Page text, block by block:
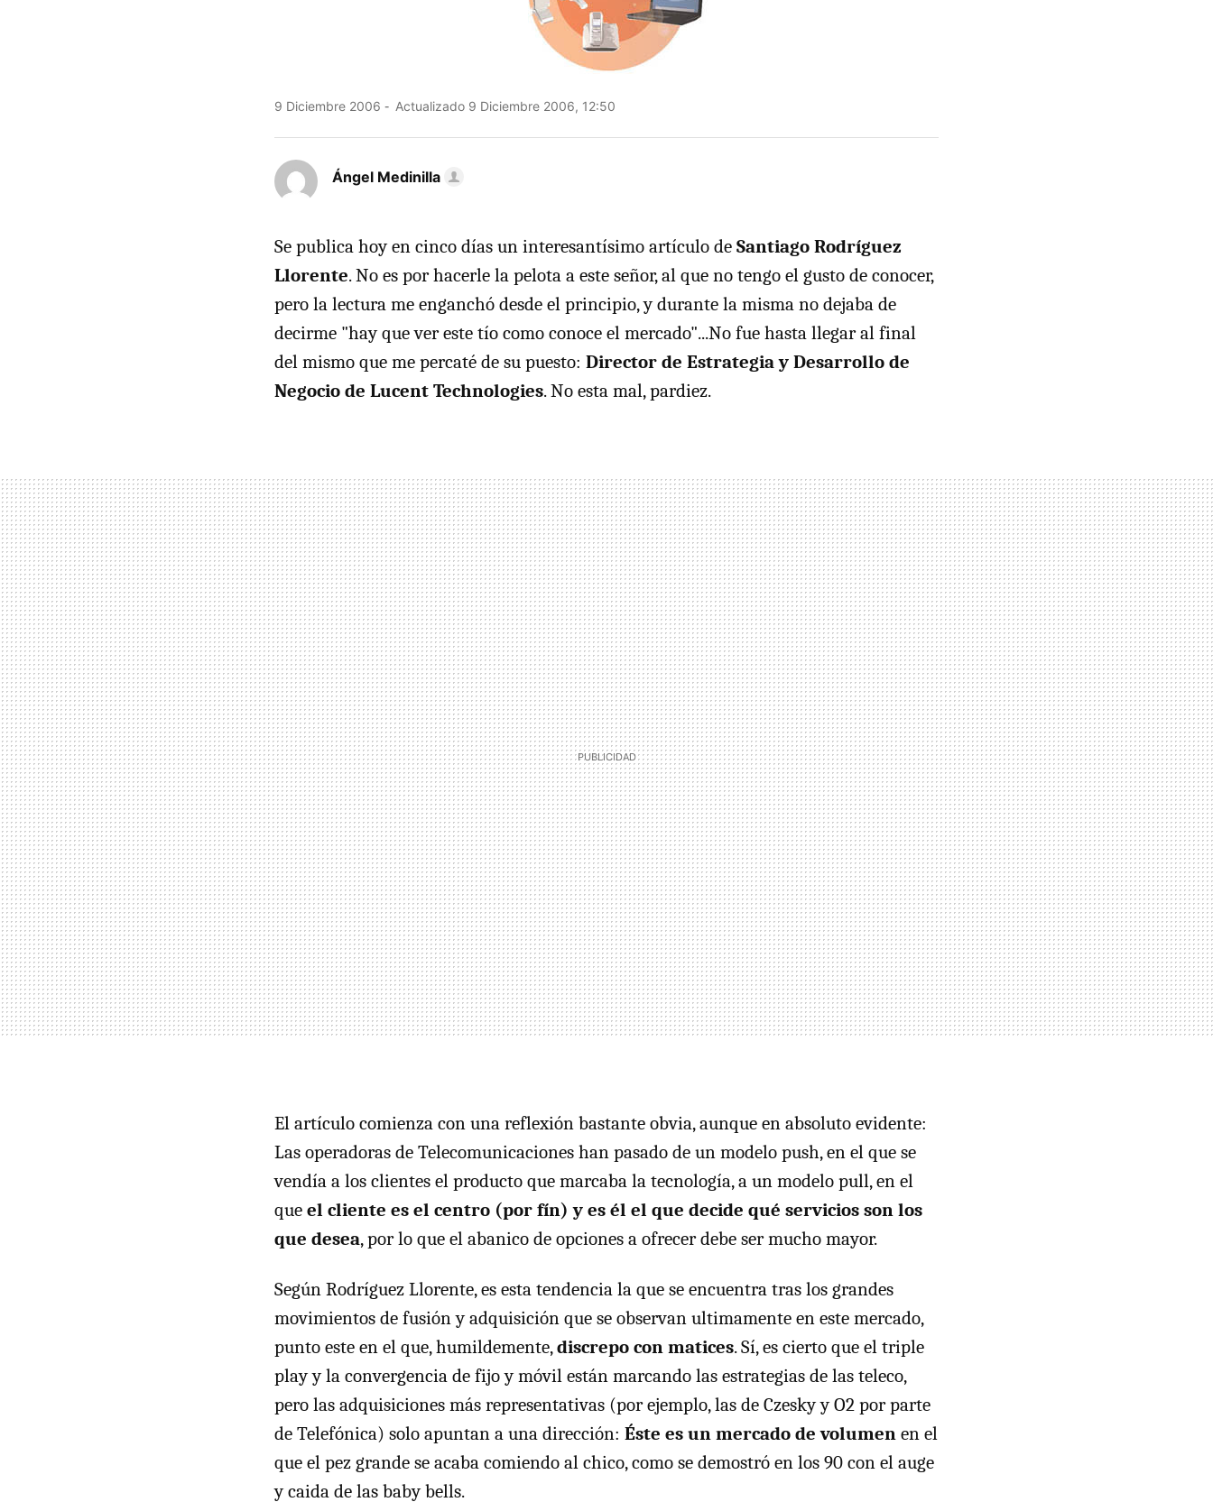
9 Diciembre 2006 Actualizado 9 Diciembre 2006, 12:50
Ángel Medinilla
Se publica hoy en cinco días un interesantísimo artículo de Santiago Rodríguez
Llorente. No es por hacerle la pelota a este señor, al que no tengo el gusto de conocer,
pero la lectura me enganchó desde el principio, y durante la misma no dejaba de
decirme "hay que ver este tío como conoce el mercado"...No fue hasta llegar al final
del mismo que me percaté de su puesto: Director de Estrategia y Desarrollo de
Negocio de Lucent Technologies. No esta mal, pardiez.
El artículo comienza con una reflexión bastante obvia, aunque en absoluto evidente:
Las operadoras de Telecomunicaciones han pasado de un modelo push, en el que se
vendía a los clientes el producto que marcaba la tecnología, a un modelo pull, en el
que el cliente es el centro (por fín) y es él el que decide qué servicios son los
que desea, por lo que el abanico de opciones a ofrecer debe ser mucho mayor.
Según Rodríguez Llorente, es esta tendencia la que se encuentra tras los grandes
movimientos de fusión y adquisición que se observan ultimamente en este mercado,
punto este en el que, humildemente,discrepo con matices. Sí, es cierto que el triple
play y la convergencia de fijo y móvil están marcando las estrategias de las teleco,
pero las adquisiciones más representativas (por ejemplo, las de Czesky y O2 por parte
de Telefónica) solo apuntan a una dirección: Éste es un mercado de volumen en el
que el pez grande se acaba comiendo al chico, como se demostró en los 90 con el auge
y caida de las baby bells.